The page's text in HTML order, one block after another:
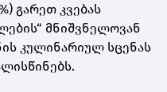
გარეთ კვებას
მნიშვნელოვან
კულინარიულ სცენას